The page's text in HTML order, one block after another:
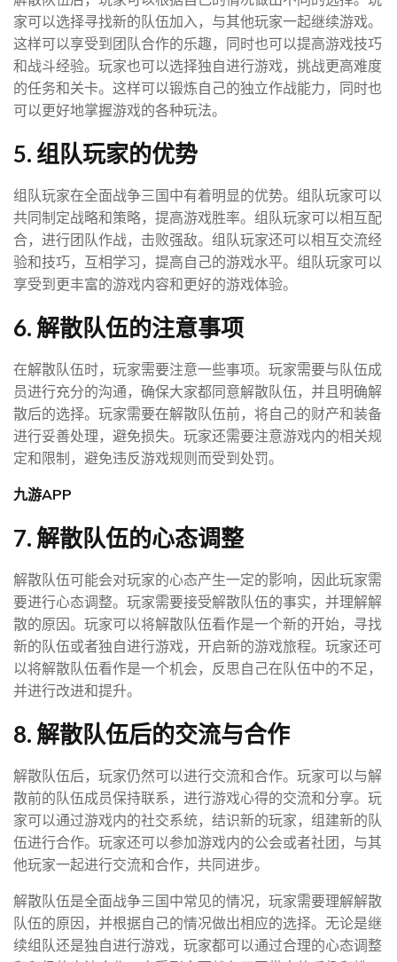
家可以选择寻找新的队伍加入，与其他玩家一起继续游戏。
这样可以享受到团队合作的乐趣，同时也可以提高游戏技巧
和战斗经验。玩家也可以选择独自进行游戏，挑战更高难度
的任务和关卡。这样可以锻炼自己的独立作战能力，同时也
可以更好地掌握游戏的各种玩法。
5. 组队玩家的优势
组队玩家在全面战争三国中有着明显的优势。组队玩家可以
共同制定战略和策略，提高游戏胜率。组队玩家可以相互配
合，进行团队作战，击败强敌。组队玩家还可以相互交流经
验和技巧，互相学习，提高自己的游戏水平。组队玩家可以
享受到更丰富的游戏内容和更好的游戏体验。
6. 解散队伍的注意事项
在解散队伍时，玩家需要注意一些事项。玩家需要与队伍成
员进行充分的沟通，确保大家都同意解散队伍，并且明确解
散后的选择。玩家需要在解散队伍前，将自己的财产和装备
进行妥善处理，避免损失。玩家还需要注意游戏内的相关规
定和限制，避免违反游戏规则而受到处罚。
九游APP
7. 解散队伍的心态调整
解散队伍可能会对玩家的心态产生一定的影响，因此玩家需
要进行心态调整。玩家需要接受解散队伍的事实，并理解解
散的原因。玩家可以将解散队伍看作是一个新的开始，寻找
新的队伍或者独自进行游戏，开启新的游戏旅程。玩家还可
以将解散队伍看作是一个机会，反思自己在队伍中的不足，
并进行改进和提升。
8. 解散队伍后的交流与合作
解散队伍后，玩家仍然可以进行交流和合作。玩家可以与解
散前的队伍成员保持联系，进行游戏心得的交流和分享。玩
家可以通过游戏内的社交系统，结识新的玩家，组建新的队
伍进行合作。玩家还可以参加游戏内的公会或者社团，与其
他玩家一起进行交流和合作，共同进步。
解散队伍是全面战争三国中常见的情况，玩家需要理解解散
队伍的原因，并根据自己的情况做出相应的选择。无论是继
续组队还是独自进行游戏，玩家都可以通过合理的心态调整